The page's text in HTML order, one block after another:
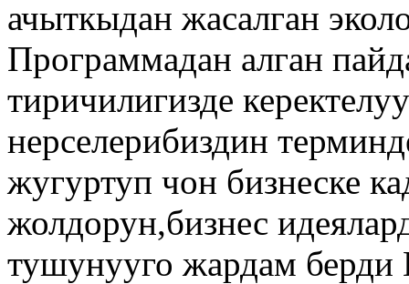
ачыткыдан жасалган
Программадан алган
тиричилигизде
нерселерибиздин
жугуртуп чон бизнеске
жолдорун,бизнес
тушунууго жардам берди